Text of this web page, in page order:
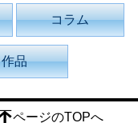
コラム
作品
ページのTOPへ